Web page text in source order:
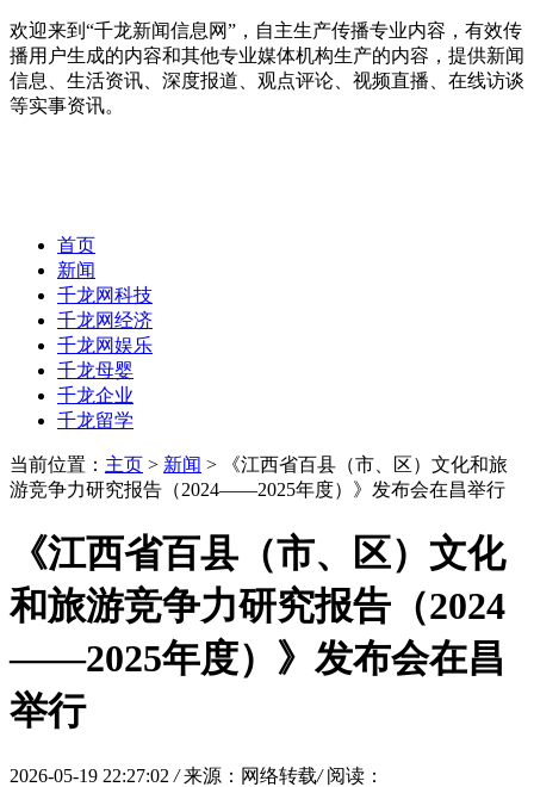
欢迎来到“千龙新闻信息网”，自主生产传播专业内容，有效传
播用户生成的内容和其他专业媒体机构生产的内容，提供新闻
信息、生活资讯、深度报道、观点评论、视频直播、在线访谈
等实事资讯。
首页
新闻
千龙网科技
千龙网经济
千龙网娱乐
千龙母婴
千龙企业
千龙留学
当前位置： 主页 > 新闻 > 《江西省百县（市、区）文化和旅
游竞争力研究报告（2024——2025年度）》发布会在昌举行
《江西省百县（市、区）文化
和旅游竞争力研究报告（2024
——2025年度）》发布会在昌
举行
2026-05-19 22:27:02 / 来源：网络转载/ 阅读：